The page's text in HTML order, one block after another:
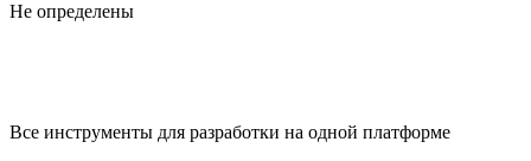
Не определены
Все инструменты для разработки на одной платформе